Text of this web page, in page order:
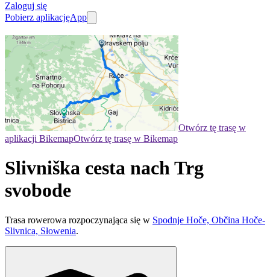
Zaloguj się
Pobierz aplikacjęApp
Otwórz tę trasę w
aplikacji BikemapOtwórz tę trasę w Bikemap
Slivniška cesta nach Trg
svobode
Trasa rowerowa rozpoczynająca się w Spodnje Hoče, Občina Hoče-
Slivnica, Słowenia.